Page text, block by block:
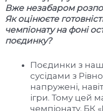
Вже незабаром
Як оцінюєте
чемпіонату на фоні
поєдинку?
Поєдинки з
сусідами з
напружені,
ігри. Тому цей
чемпіонату. БК